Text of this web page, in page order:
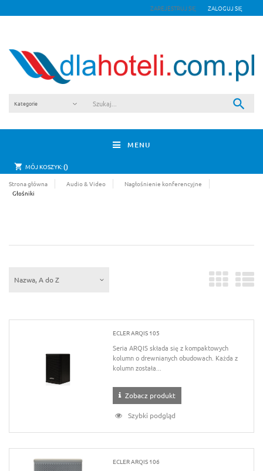
ZAREJESTRUJ SIĘ ZALOGUJ SIĘ
MENU
MÓJ KOSZYK:0
Strona główna Audio & Video
Nagłośnienie konferencyjne
Głośniki
Nazwa, A do Z
ECLER ARQIS 105
Seria ARQIS składa się z kompaktowych
kolumn o drewnianych obudowach. Każda z
kolumn została...
Zobacz produkt
Szybki podgląd
ECLER ARQIS 106